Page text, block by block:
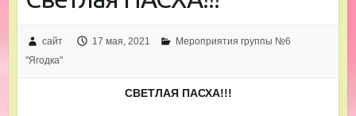
сайт 17 мая, 2021
Мероприятия группы №6
"Ягодка"
СВЕТЛАЯ ПАСХА!!!